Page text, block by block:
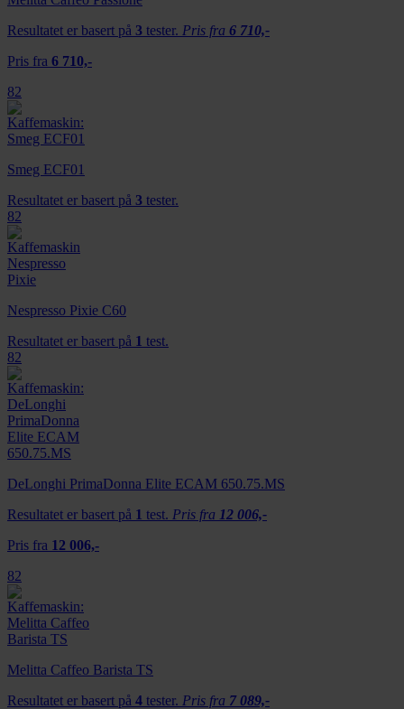
Resultatet er basert på 3 tester. Pris fra 6 710,-
Pris fra 6 710,-
82
Smeg ECF01
Resultatet er basert på 3 tester.
82
Nespresso Pixie C60
Resultatet er basert på 1 test.
82
DeLonghi PrimaDonna Elite ECAM 650.75.MS
Resultatet er basert på 1 test. Pris fra 12 006,-
Pris fra 12 006,-
82
Melitta Caffeo Barista TS
Resultatet er basert på 4 tester. Pris fra 7 089,-